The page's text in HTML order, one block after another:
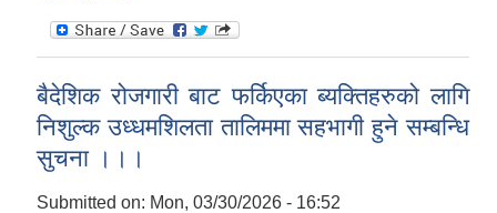
बैदेशिक रोजगारी बाट फर्किएका ब्यक्तिहरुको लागि
निशुल्क उध्धमशिलता तालिममा सहभागी हुने सम्बन्धि
सुचना ।।।
Submitted on: Mon, 03/30/2026 - 16:52